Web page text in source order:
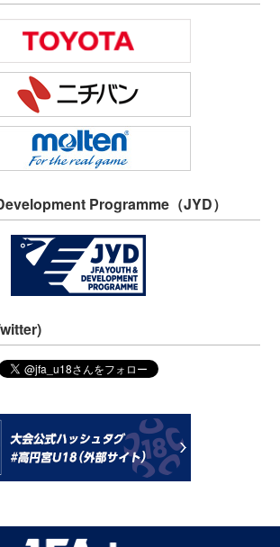
Programme（JYD）